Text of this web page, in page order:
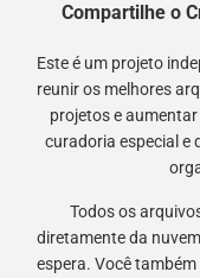
Compartilhe o
Este é um projeto
reunir os melhores
projetos e
curadoria especial e
Todos os
diretamente da
espera. Você